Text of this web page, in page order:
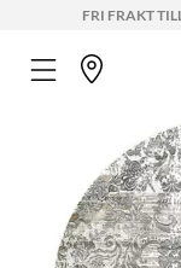
FRI FRAKT